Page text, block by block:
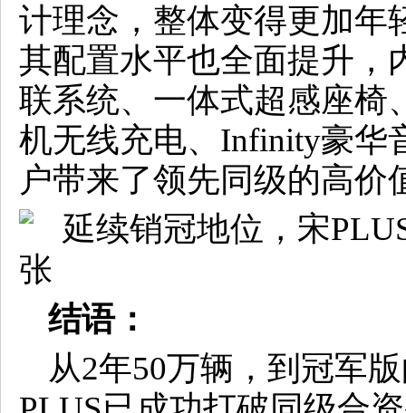
计理念，整体变得更加年
其配置水平也全面提升，
联系统、一体式超感座椅
机无线充电、Infinity豪华
户带来了领先同级的高
结语：
从2年50万辆，到冠军